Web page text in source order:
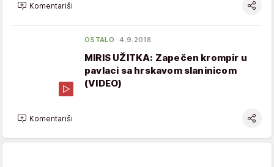
Komentariši
OSTALO 4.9.2018.
MIRIS UŽITKA: Zapečen krompir u
pavlaci sa hrskavom slaninicom
(VIDEO)
Komentariši